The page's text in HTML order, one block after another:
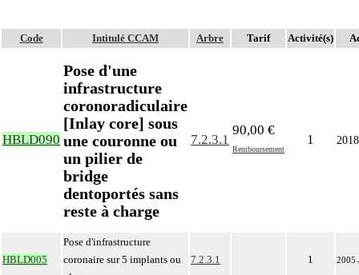
Code Intitulé CCAM Arbre Tarif Activité(s)
HBLD090
Pose d'une
infrastructure
coronoradiculaire
[Inlay core] sous
une couronne ou
un pilier de
bridge
dentoportés sans
reste à charge
7.2.3.1
90,00 €
Remboursement
1 2018
HBLD005
Pose d'infrastructure
coronaire sur 5 implants ou
7.2.3.1 1 2005